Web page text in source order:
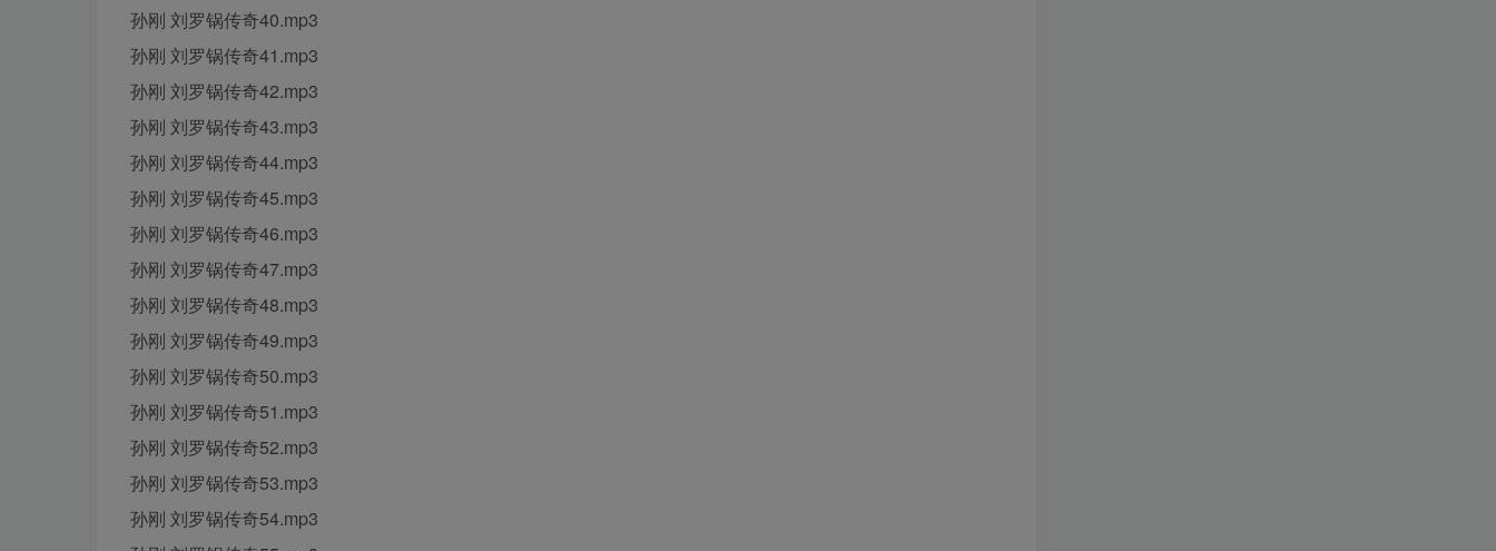
孙刚 刘罗锅传奇40.mp3
孙刚 刘罗锅传奇41.mp3
孙刚 刘罗锅传奇42.mp3
孙刚 刘罗锅传奇43.mp3
孙刚 刘罗锅传奇44.mp3
孙刚 刘罗锅传奇45.mp3
孙刚 刘罗锅传奇46.mp3
孙刚 刘罗锅传奇47.mp3
孙刚 刘罗锅传奇48.mp3
孙刚 刘罗锅传奇49.mp3
孙刚 刘罗锅传奇50.mp3
孙刚 刘罗锅传奇51.mp3
孙刚 刘罗锅传奇52.mp3
孙刚 刘罗锅传奇53.mp3
孙刚 刘罗锅传奇54.mp3